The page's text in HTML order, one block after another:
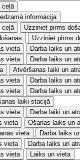
ceļā
informācija
ceļā
Uzziniet pirms
Uzziniet pirms
vieta
Darba laiks un
vieta
Darba laiks un
Atvēršanas laiki un
vieta
Darba laiks un
vieta
Darba laiks un
laiki stacijā
vieta
Darba laiki un
vieta
Ošanas laiks un
vieta
Darba laiks
vieta
Darba laiks un
vieta
Laiks un vieta